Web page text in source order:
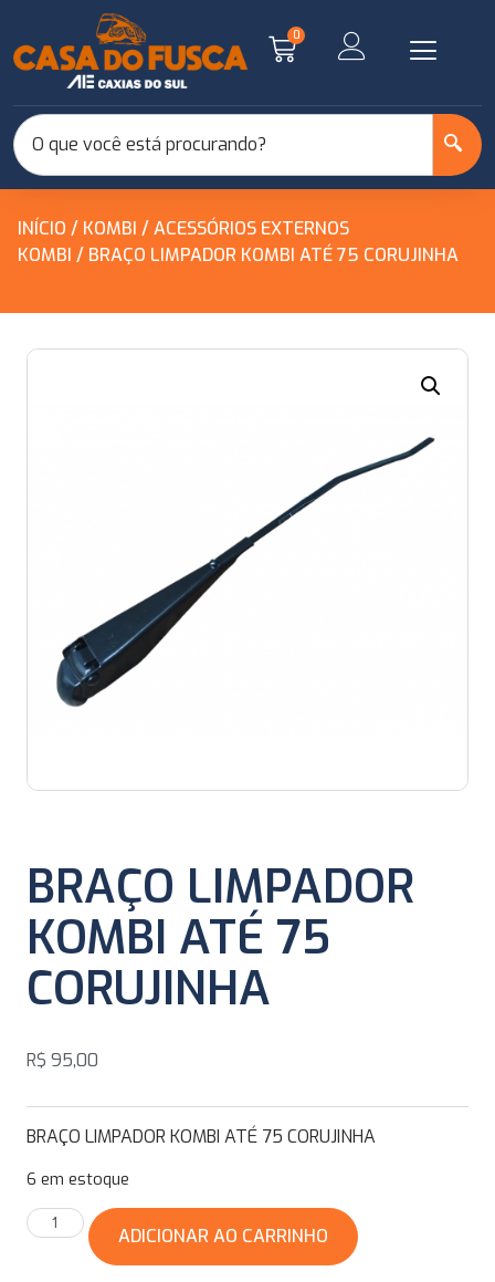
0
INÍCIO / KOMBI /ACESSÓRIOS EXTERNOS
KOMBI / BRAÇO LIMPADOR KOMBI ATÉ 75 CORUJINHA
BRAÇO LIMPADOR
KOMBI ATÉ 75
CORUJINHA
R$ 95,00
BRAÇO LIMPADOR KOMBI ATÉ 75 CORUJINHA
6 em estoque
ADICIONAR AO CARRINHO